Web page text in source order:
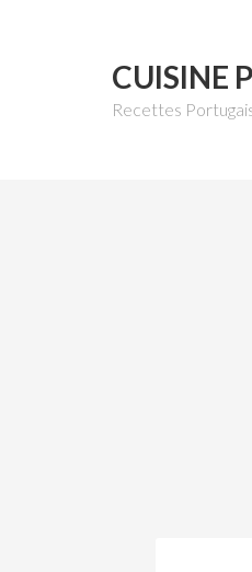
CUISINE
Recettes